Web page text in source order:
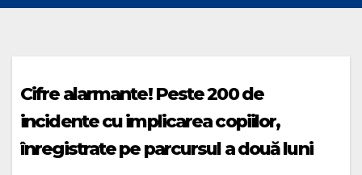
Cifre alarmante! Peste 200 de
incidente cu implicarea copiilor,
înregistrate pe parcursul a două luni